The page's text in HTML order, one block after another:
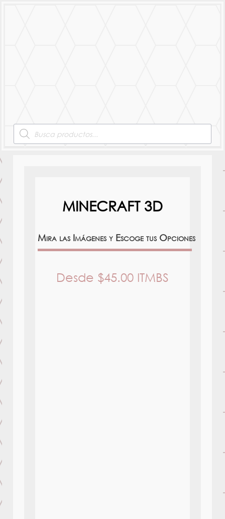
Products
search
MINECRAFT 3D
Mira las Imágenes y Escoge tus Opciones
Desde $45.00 ITMBS